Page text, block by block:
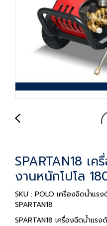
SPARTAN18 เ
งานหนักโปโล
SKU : POLO เครื่องฉีดน้ำแ
SPARTAN18
SPARTAN18 เครื่องฉีดน้ำแร